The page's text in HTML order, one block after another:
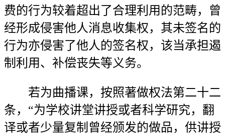
费的行为较着超出了合理利用的范畴，曾
经形成侵害他人消息收集权，其未签名的
行为亦侵害了他人的签名权，该当承担遏
制利用、补偿丧失等义务。
若为曲播课，按照著做权法第二十二
条，“为学校讲堂讲授或者科学研究，翻
译或者少量复制曾经颁发的做品，供讲授